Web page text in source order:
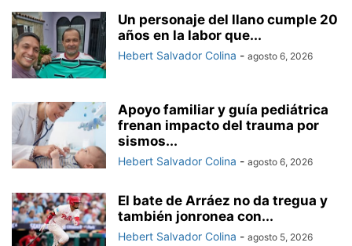
Un personaje del llano cumple 20
años en la labor que...
Hebert Salvador Colina - agosto 6, 2026
Apoyo familiar y guía pediátrica
frenan impacto del trauma por
sismos...
Hebert Salvador Colina - agosto 6, 2026
El bate de Arráez no da tregua y
también jonronea con...
Hebert Salvador Colina - agosto 5, 2026